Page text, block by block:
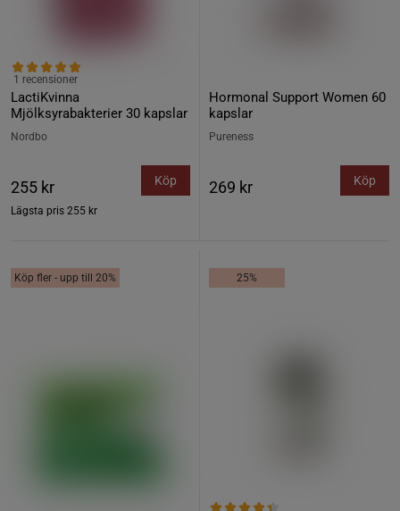
LactiKvinna
Mjölksyrabakterier 30 kapslar
1 recensioner
Nordbo
255 kr
Lägsta pris 255 kr
Köp
Hormonal Support Women 60
kapslar
Pureness
269 kr Köp
Köp fler - upp till 20% 25%